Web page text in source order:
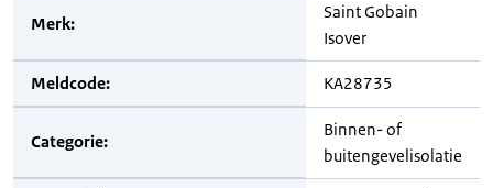
Merk:
Saint Gobain
Isover
Meldcode: KA28735
Categorie:
Binnen- of
buitengevelisolatie